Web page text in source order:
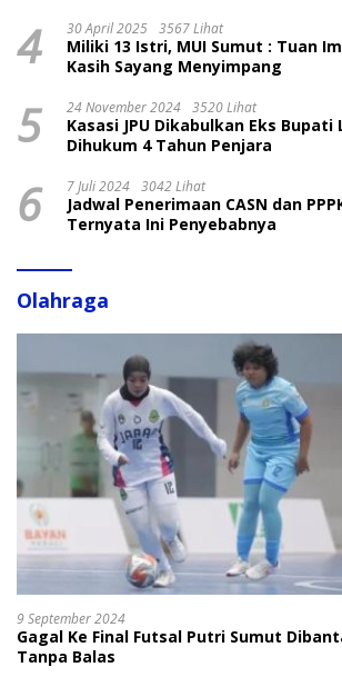
4 30 April 2025 3567 Lihat
Miliki 13 Istri, MUI Sumut : Tuan
Kasih Sayang Menyimpang
5 24 November 2024 3520 Lihat
Kasasi JPU Dikabulkan Eks Bupati
Dihukum 4 Tahun Penjara
6 7 Juli 2024 3042 Lihat
Jadwal Penerimaan CASN dan
Ternyata Ini Penyebabnya
Olahraga
9 September 2024
Gagal Ke Final Futsal Putri Sumut
Tanpa Balas